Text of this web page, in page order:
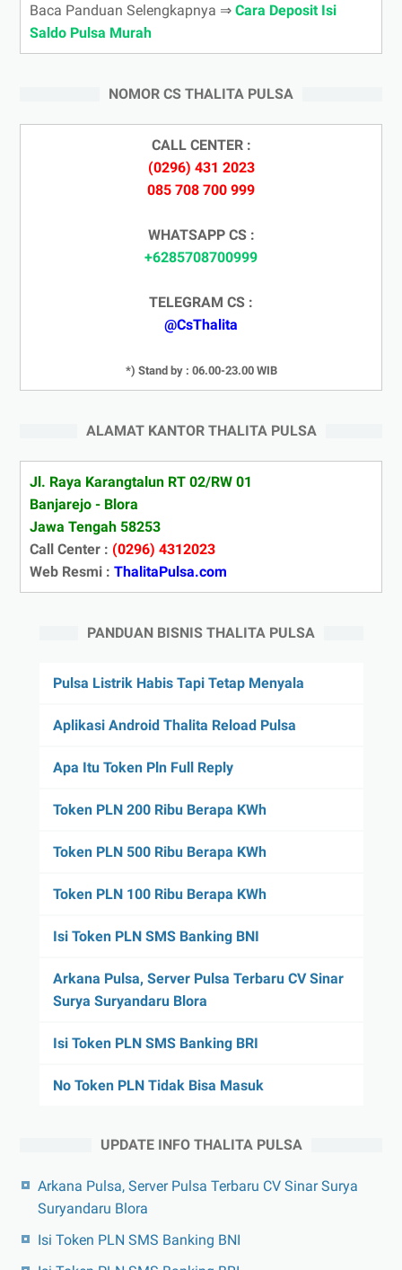
Baca Panduan Selengkapnya ⇒ Cara Deposit Isi
Saldo Pulsa Murah
NOMOR CS THALITA PULSA
CALL CENTER :
(0296) 431 2023
085 708 700 999
WHATSAPP CS :
+6285708700999
TELEGRAM CS :
@CsThalita
*) Stand by : 06.00-23.00 WIB
ALAMAT KANTOR THALITA PULSA
Jl. Raya Karangtalun RT 02/RW 01
Banjarejo - Blora
Jawa Tengah 58253
Call Center : (0296) 4312023
Web Resmi : ThalitaPulsa.com
PANDUAN BISNIS THALITA PULSA
Pulsa Listrik Habis Tapi Tetap Menyala
Aplikasi Android Thalita Reload Pulsa
Apa Itu Token Pln Full Reply
Token PLN 200 Ribu Berapa KWh
Token PLN 500 Ribu Berapa KWh
Token PLN 100 Ribu Berapa KWh
Isi Token PLN SMS Banking BNI
Arkana Pulsa, Server Pulsa Terbaru CV Sinar
Surya Suryandaru Blora
Isi Token PLN SMS Banking BRI
No Token PLN Tidak Bisa Masuk
UPDATE INFO THALITA PULSA
Arkana Pulsa, Server Pulsa Terbaru CV Sinar Surya
Suryandaru Blora
Isi Token PLN SMS Banking BNI